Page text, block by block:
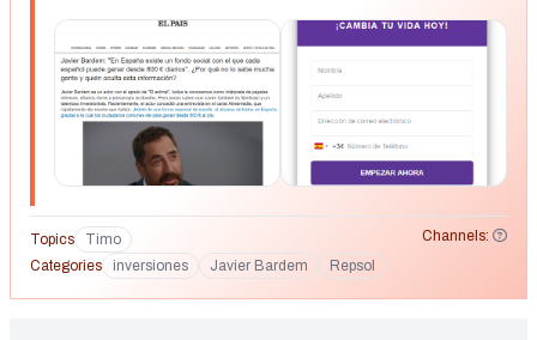
googleIdTh=0cf48344-97ee-4ea1-841a-
99dc5352a2c2&lf_utm_source=taboola&lf_utm_medium=%
5BUTM_MEDIUM%5D&lf_utm_campaign=%5BUTM_CAMP
AIGN%5D&lf_utm_content=Chrome+Mobile&lf_utm_term=
%5BUTM_TERM%5D&lf_subid1=4195034782&lf_subid2=el
nacional.cat&lf_subid3=47001194&lf_subid4=La+demencia
+comienza+cuando+las+personas+dicen+una+frase+com
Fcertainmoose.pro&stream_uuid=49c2419f-825e-48ba-
bbdb-46337211b766&utm_term=55523&blp=1&t_id=
Topics Timo
Channels:
Categories
inversiones Javier Bardem Repsol